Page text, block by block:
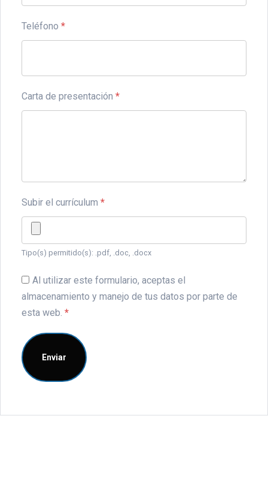
Teléfono *
Carta de presentación *
Subir el currículum *
Tipo(s) permitido(s): .pdf, .doc, .docx
Al utilizar este formulario, aceptas el
almacenamiento y manejo de tus datos por parte de
esta web. *